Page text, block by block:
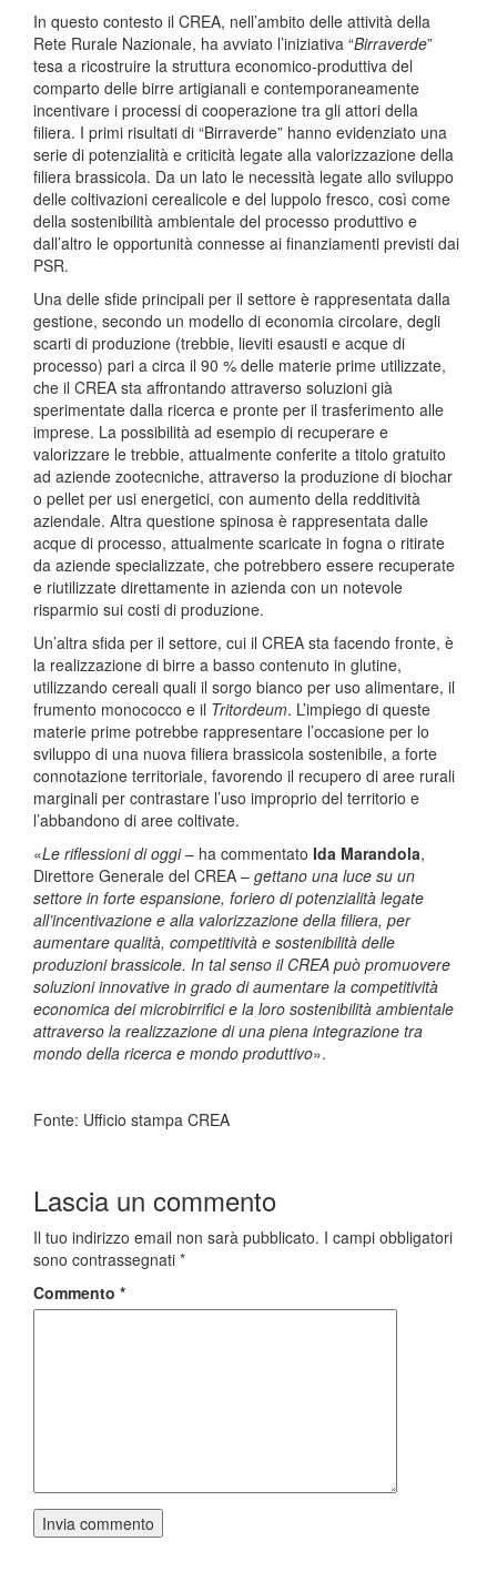
In questo contesto il CREA, nell’ambito delle attività della
Rete Rurale Nazionale, ha avviato l’iniziativa “Birraverde”
tesa a ricostruire la struttura economico‐produttiva del
comparto delle birre artigianali e contemporaneamente
incentivare i processi di cooperazione tra gli attori della
filiera. I primi risultati di “Birraverde” hanno evidenziato una
serie di potenzialità e criticità legate alla valorizzazione della
filiera brassicola. Da un lato le necessità legate allo sviluppo
delle coltivazioni cerealicole e del luppolo fresco, così come
della sostenibilità ambientale del processo produttivo e
dall’altro le opportunità connesse ai finanziamenti previsti dai
PSR.
Una delle sfide principali per il settore è rappresentata dalla
gestione, secondo un modello di economia circolare, degli
scarti di produzione (trebbie, lieviti esausti e acque di
processo) pari a circa il 90 % delle materie prime utilizzate,
che il CREA sta affrontando attraverso soluzioni già
sperimentate dalla ricerca e pronte per il trasferimento alle
imprese. La possibilità ad esempio di recuperare e
valorizzare le trebbie, attualmente conferite a titolo gratuito
ad aziende zootecniche, attraverso la produzione di biochar
o pellet per usi energetici, con aumento della redditività
aziendale. Altra questione spinosa è rappresentata dalle
acque di processo, attualmente scaricate in fogna o ritirate
da aziende specializzate, che potrebbero essere recuperate
e riutilizzate direttamente in azienda con un notevole
risparmio sui costi di produzione.
Un’altra sfida per il settore, cui il CREA sta facendo fronte, è
la realizzazione di birre a basso contenuto in glutine,
utilizzando cereali quali il sorgo bianco per uso alimentare, il
frumento monococco e il Tritordeum. L’impiego di queste
materie prime potrebbe rappresentare l’occasione per lo
sviluppo di una nuova filiera brassicola sostenibile, a forte
connotazione territoriale, favorendo il recupero di aree rurali
marginali per contrastare l’uso improprio del territorio e
l’abbandono di aree coltivate.
«Le riflessioni di oggi– ha commentato Ida Marandola,
Direttore Generale del CREA – gettano una luce su un
settore in forte espansione, foriero di potenzialità legate
all’incentivazione e alla valorizzazione della filiera, per
aumentare qualità, competitività e sostenibilità delle
produzioni brassicole. In tal senso il CREA può promuovere
soluzioni innovative in grado di aumentare la competitività
economica dei microbirrifici e la loro sostenibilità ambientale
attraverso la realizzazione di una piena integrazione tra
mondo della ricerca e mondo produttivo».
Fonte: Ufficio stampa CREA
Lascia un commento
Il tuo indirizzo email non sarà pubblicato. I campi obbligatori
sono contrassegnati *
Commento *